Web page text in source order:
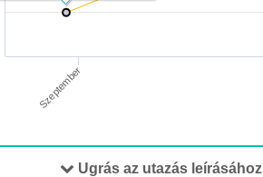
Szeptember
Ugrás az utazás leírásához